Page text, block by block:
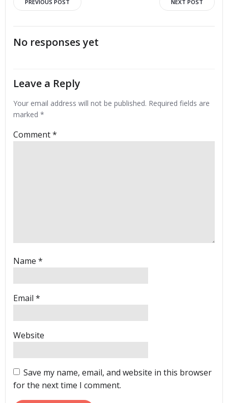
navigation
PREVIOUS POST
navigation
NEXT POST
No responses yet
Leave a Reply
Your email address will not be published. Required fields are
marked *
Comment*
Name *
Email *
Website
Save my name, email, and website in this browser
for the next time I comment.